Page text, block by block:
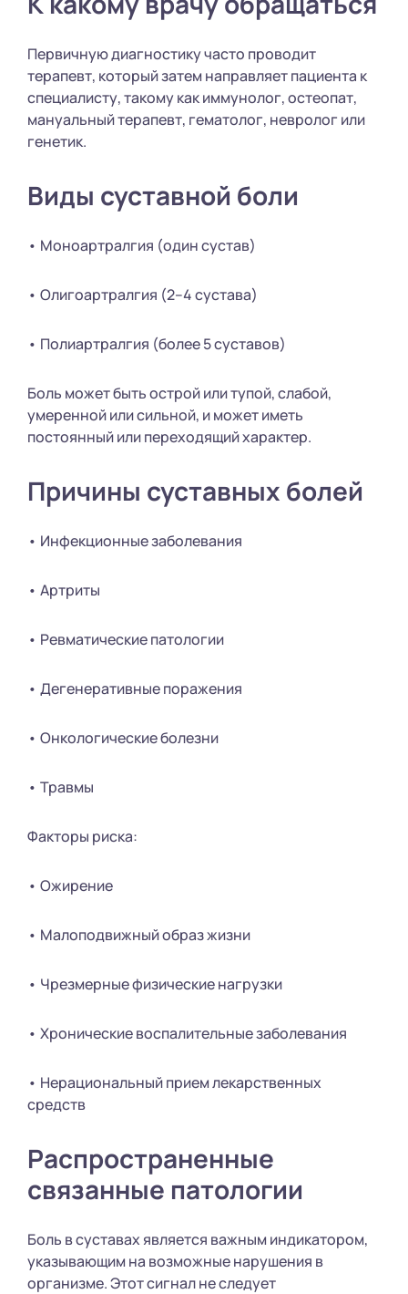
Первичную диагностику часто проводит
терапевт, который затем направляет пациента к
специалисту, такому как иммунолог, остеопат,
мануальный терапевт, гематолог, невролог или
генетик.
Виды суставной боли
• Моноартралгия (один сустав)
• Олигоартралгия (2–4 сустава)
• Полиартралгия (более 5 суставов)
Боль может быть острой или тупой, слабой,
умеренной или сильной, и может иметь
постоянный или переходящий характер.
Причины суставных болей
• Инфекционные заболевания
• Артриты
• Ревматические патологии
• Дегенеративные поражения
• Онкологические болезни
• Травмы
Факторы риска:
• Ожирение
• Малоподвижный образ жизни
• Чрезмерные физические нагрузки
• Хронические воспалительные заболевания
• Нерациональный прием лекарственных
средств
Распространенные
связанные патологии
Боль в суставах является важным индикатором,
указывающим на возможные нарушения в
организме. Этот сигнал не следует